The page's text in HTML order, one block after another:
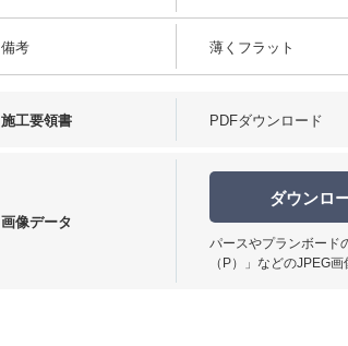
備考 薄くフラット
施工要領書 PDFダウンロード
画像データ
ダウンロ
パースやプランボード
（P）」などのJPEG